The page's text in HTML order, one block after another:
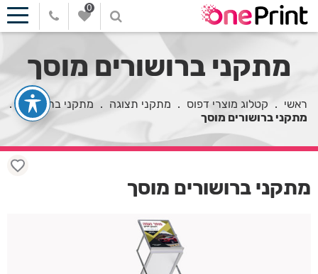
0
מתקני ברושורים מוסך
ראשי . קטלוג מוצרי דפוס . מתקני תצוגה . מתקני ברושורים .
מתקני ברושורים מוסך
מתקני ברושורים מוסך